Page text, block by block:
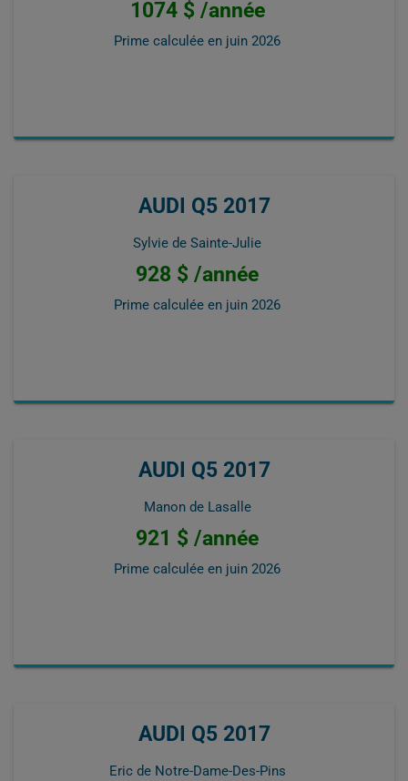
1074 $ /année
Prime calculée en juin 2026
AUDI Q5 2017
Sylvie de Sainte-Julie
928 $ /année
Prime calculée en juin 2026
AUDI Q5 2017
Manon de Lasalle
921 $ /année
Prime calculée en juin 2026
AUDI Q5 2017
Eric de Notre-Dame-Des-Pins